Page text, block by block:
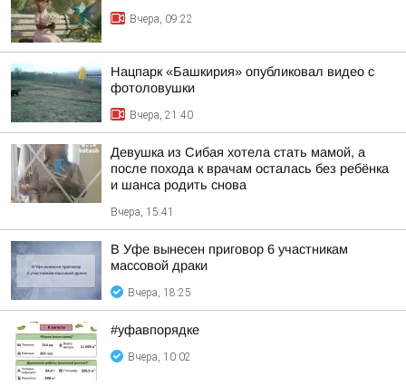
Вчера, 09:22
Нацпарк «Башкирия» опубликовал видео с
фотоловушки
Вчера, 21:40
Девушка из Сибая хотела стать мамой, а
после похода к врачам осталась без ребёнка
и шанса родить снова
Вчера, 15:41
В Уфе вынесен приговор 6 участникам
массовой драки
Вчера, 18:25
#уфавпорядке
Вчера, 10:02